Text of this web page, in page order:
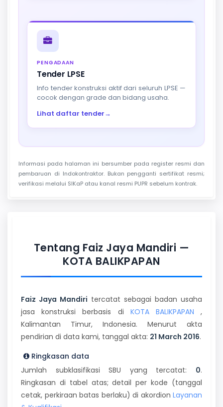
PENGADAAN
Tender LPSE
Info tender konstruksi aktif dari seluruh LPSE —
cocok dengan grade dan bidang usaha.
Lihat daftar tender→
Informasi pada halaman ini bersumber pada register resmi dan
pembaruan di Indokontraktor. Bukan pengganti sertifikat resmi;
verifikasi melalui SIKaP atau kanal resmi PUPR sebelum kontrak.
Tentang Faiz Jaya Mandiri —
KOTA BALIKPAPAN
Faiz Jaya Mandiri tercatat sebagai badan usaha
jasa konstruksi berbasis di KOTA BALIKPAPAN ,
Kalimantan Timur, Indonesia. Menurut akta
pendirian di data kami, tanggal akta: 21 March 2016.
Ringkasan data
Jumlah subklasifikasi SBU yang tercatat: 0.
Ringkasan di tabel atas; detail per kode (tanggal
cetak, perkiraan batas berlaku) di akordion Layanan